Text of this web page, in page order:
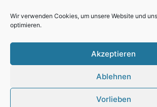
Wir verwenden Cookies, um unsere Website und
optimieren.
Akzeptieren
Ablehnen
Vorlieben
Schreiben Sie uns:redaktion@mein-